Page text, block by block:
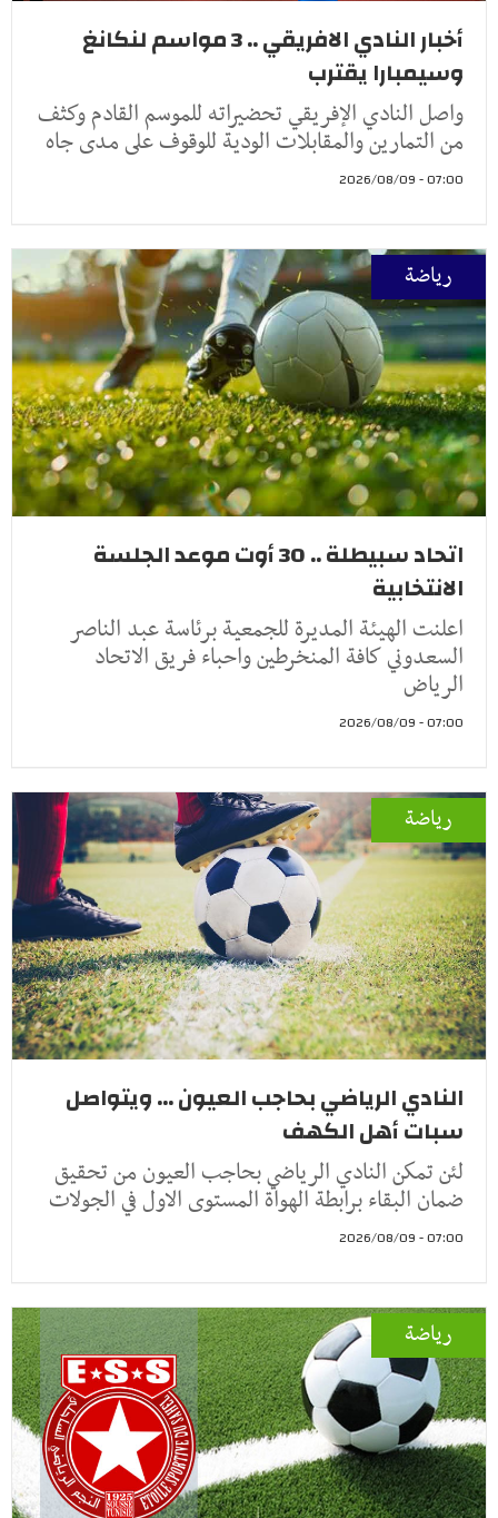
أخبار النادي الافريقي .. 3 مواسم لنكانغ
وسيمبارا يقترب
واصل النادي الإفريقي تحضيراته للموسم القادم وكثف
من التمارين والمقابلات الودية للوقوف على مدى جاه
07:00 - 2026/08/09
رياضة
اتحاد سبيطلة .. 30 أوت موعد الجلسة
الانتخابية
اعلنت الهيئة المديرة للجمعية برئاسة عبد الناصر
السعدوني كافة المنخرطين واحباء فريق الاتحاد
الرياض
07:00 - 2026/08/09
رياضة
النادي الرياضي بحاجب العيون ... ويتواصل
سبات أهل الكهف
لئن تمكن النادي الرياضي بحاجب العيون من تحقيق
ضمان البقاء برابطة الهواة المستوى الاول في الجولات
07:00 - 2026/08/09
رياضة